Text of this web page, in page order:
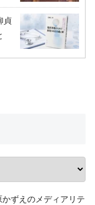
貞
ずえのメディアリテ